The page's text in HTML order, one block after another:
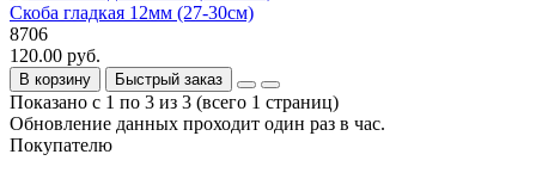
Скоба гладкая 12мм (27-30см)
8706
120.00 руб.
В корзину Быстрый заказ
Показано с 1 по 3 из 3 (всего 1 страниц)
Обновление данных проходит один раз в час.
Покупателю